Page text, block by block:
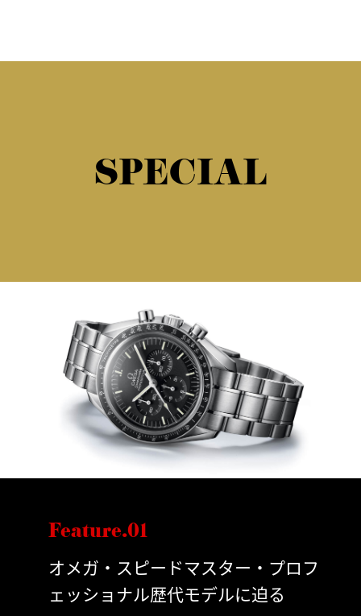
SPECIAL
Feature.01
オメガ・スピードマスター・プロフ
ェッショナル歴代モデルに迫る